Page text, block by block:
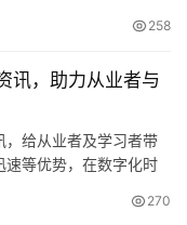
258
讯，助力从业者与
，给从业者及学习者带
速等优势，在数字化时
270